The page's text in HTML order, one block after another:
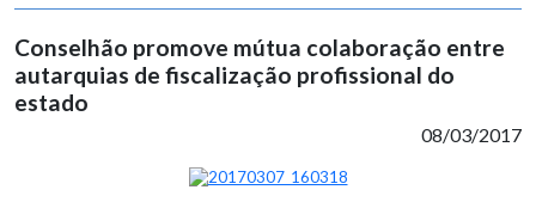
Conselhão promove mútua colaboração entre
autarquias de fiscalização profissional do
estado
08/03/2017